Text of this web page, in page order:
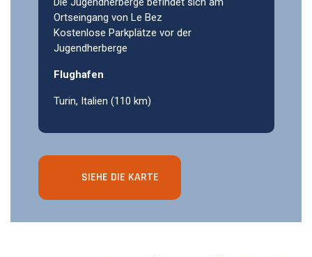
Ortseingang von Le Bez
Kostenlose Parkplätze vor der
Jugendherberge
Flughafen
Turin, Italien (110 km)
SIEHE DIE KARTE